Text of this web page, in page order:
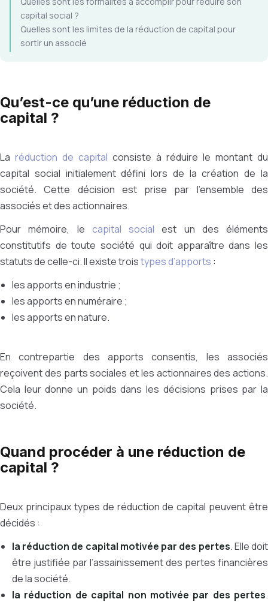
capital social ?
Quelles sont les limites de la réduction de capital pour
sortir un associé
Qu’est-ce qu’une réduction de
capital ?
La réduction de capital consiste à réduire le montant du
capital social initialement défini lors de la création de la
société. Cette décision est prise par l’ensemble des
associés et des actionnaires.
Pour mémoire, le capital socialest un des éléments
constitutifs de toute société qui doit apparaître dans les
statuts de celle-ci. Il existe troistypes d’apports :
les apports en industrie ;
les apports en numéraire ;
les apports en nature.
En contrepartie des apports consentis, les associés
reçoivent des parts sociales et les actionnaires des actions.
Cela leur donne un poids dans les décisions prises par la
société.
Quand procéder à une réduction de
capital ?
Deux principaux types de réduction de capital peuvent être
décidés :
la réduction de capital motivée par des pertes. Elle doit
être justifiée par l’assainissement des pertes financières
de la société.
la réduction de capital non motivée par des pertes.